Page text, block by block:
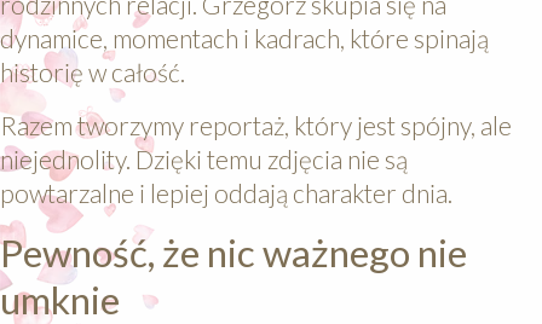
dynamice, momentach i kadrach, które spinają
historię w całość.
Razem tworzymy reportaż, który jest spójny, ale
niejednolity. Dzięki temu zdjęcia nie są
powtarzalne i lepiej oddają charakter dnia.
Pewność, że nic ważnego nie
umknie